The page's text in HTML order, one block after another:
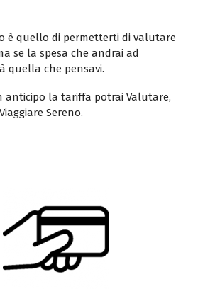
è quello di permetterti di valutare
se la spesa che andrai ad
quella che pensavi.
anticipo la tariffa potrai Valutare,
Sereno.